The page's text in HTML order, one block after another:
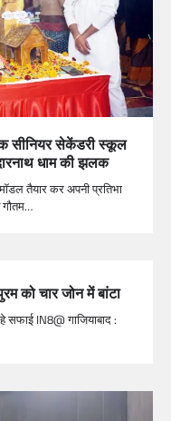
सीनियर सेकेंडरी स्कूल
धाम की झलक
तैयार कर अपनी प्रतिभा
गौतम…
को चार जोन में बांटा
सफाई IN8@ गाजियाबाद :